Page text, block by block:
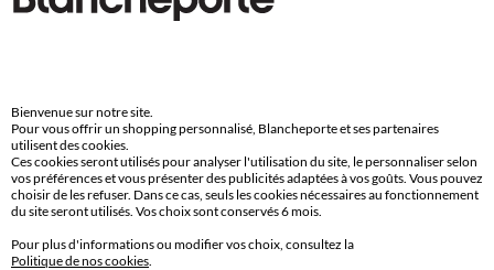
Livraison express
sous 30 jours avec Mondial Relay uniquement
Service clients
par chat et par téléphone
de 8h00 à 20h00 du lundi au samedi
Bienvenue sur notre site.
Pour vous offrir un shopping personnalisé, Blancheporte et ses partenaires
utilisent des cookies.
Ces cookies seront utilisés pour analyser l'utilisation du site, le personnaliser selon
vos préférences et vous présenter des publicités adaptées à vos goûts. Vous pouvez
choisir de les refuser. Dans ce cas, seuls les cookies nécessaires au fonctionnement
du site seront utilisés. Vos choix sont conservés 6 mois.
Pour plus d'informations ou modifier vos choix, consultez la
Politique de nos cookies.